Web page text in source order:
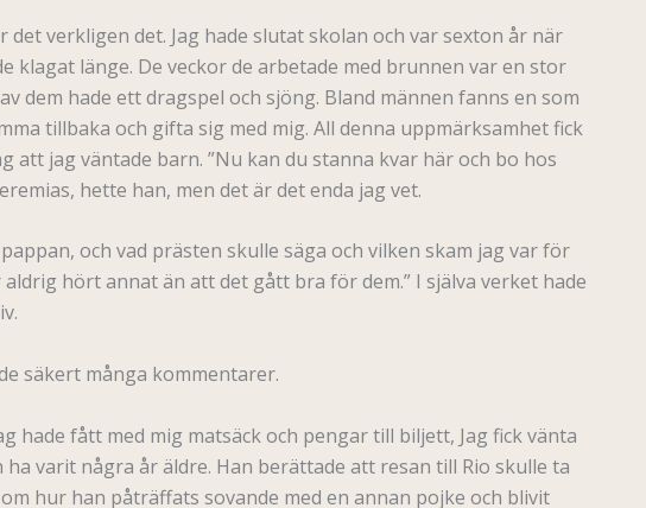
verkligen det. Jag hade slutat skolan och var sexton år när
länge. De veckor de arbetade med brunnen var en stor
dem hade ett dragspel och sjöng. Bland männen fanns en som
tillbaka och gifta sig med mig. All denna uppmärksamhet fick
jag väntade barn. ”Nu kan du stanna kvar här och bo hos
hette han, men det är det enda jag vet.
och vad prästen skulle säga och vilken skam jag var för
hört annat än att det gått bra för dem.” I själva verket hade
säkert många kommentarer.
hade fått med mig matsäck och pengar till biljett, Jag fick vänta
varit några år äldre. Han berättade att resan till Rio skulle ta
hur han påträffats sovande med en annan pojke och blivit